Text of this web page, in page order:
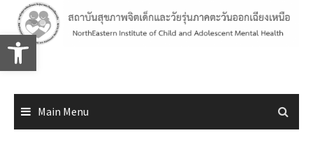
Open toolbar
content
Main Menu